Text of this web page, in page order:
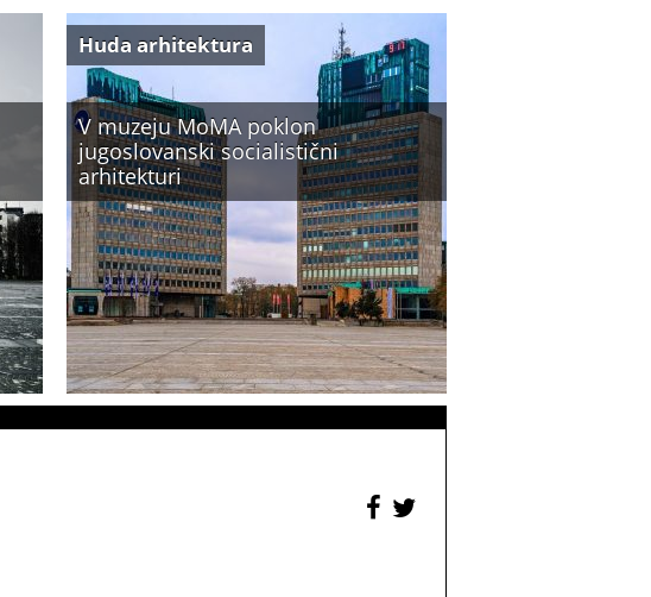
V muzeju MoMA poklon
jugoslovanski socialistični
arhitekturi
Huda arhitektura